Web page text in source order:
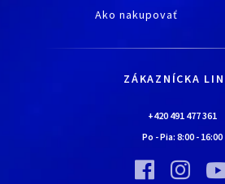
O spoločnosti
Kontaktné údaje
Bolo nebolo…
Vínna pivnica EURONA
Bolo nebolo…
Ako nakupovať
Všetko o nákupe
Najčastejšie kladené
Upraviť nastavenia
ZÁKAZNÍCKA
+420 491 477 361
Po - Pia: 8:00- 16:00